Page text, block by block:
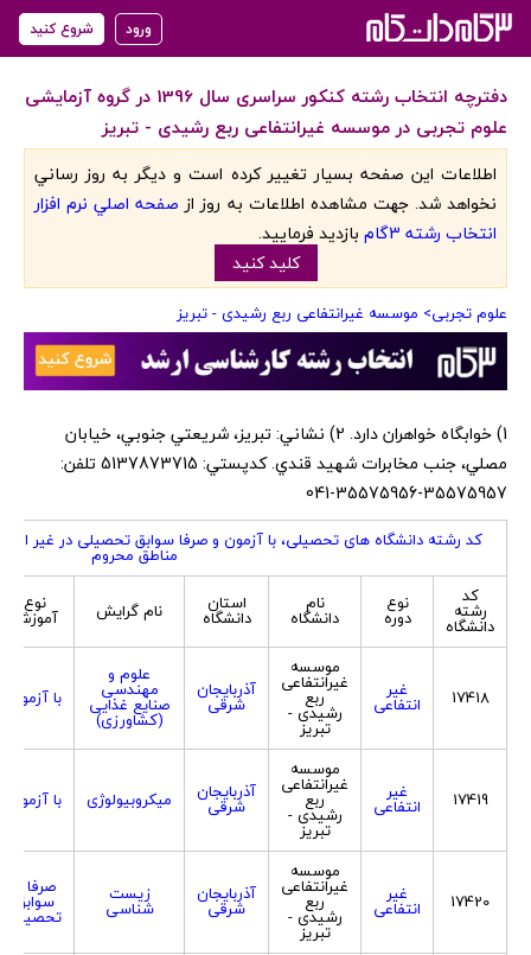
ورود شروع کنید
دفترچه انتخاب رشته کنکور سراسری سال 1396 در گروه آزمایشی
علوم تجربی در موسسه غیرانتفاعی ربع رشیدی - تبریز
اطلاعات اين صفحه بسيار تغيير کرده است و ديگر به روز رساني
نخواهد شد. جهت مشاهده اطلاعات به روز از صفحه اصلي نرم افزار
انتخاب رشته 3گام
بازديد فرماييد.
کليد کنيد
علوم تجربی> موسسه غیرانتفاعی ربع رشیدی - تبریز
1) خوابگاه خواهران دارد. 2) نشاني: تبريز، شريعتي جنوبي، خيابان
مصلي، جنب مخابرات شهيد قندي. كدپستي: 5137873715 تلفن:
35575957-35575956-041
کد رشته دانشگاه های تحصیلی، با آزمون و صرفا سوابق تحصیلی در غیر
مناطق محروم
کد
رشته
دانشگاه
نوع
دوره
نام
دانشگاه
استان
دانشگاه نام گرایش نوع
آموزش
17418 غیر
انتفاعی
موسسه
غیرانتفاعی
ربع
رشیدی -
تبریز
آذربایجان
شرقی
علوم و
مهندسی
صنایع غذایی
(کشاورزی)
با آزمون
17419 غیر
انتفاعی
موسسه
غیرانتفاعی
ربع
رشیدی -
تبریز
آذربایجان
شرقی میکروبیولوژی با آزمون
17420 غیر
انتفاعی
موسسه
غیرانتفاعی
ربع
رشیدی -
تبریز
آذربایجان
شرقی
زیست
شناسی
صرفا با
سوابق
تحصیلی